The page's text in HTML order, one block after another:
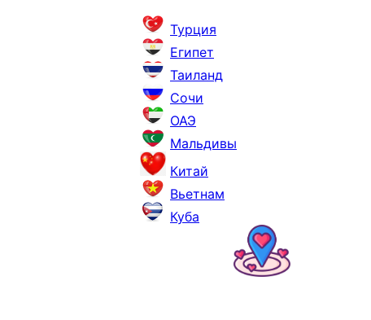
Турция
Египет
Таиланд
Сочи
ОАЭ
Мальдивы
Китай
Вьетнам
Куба